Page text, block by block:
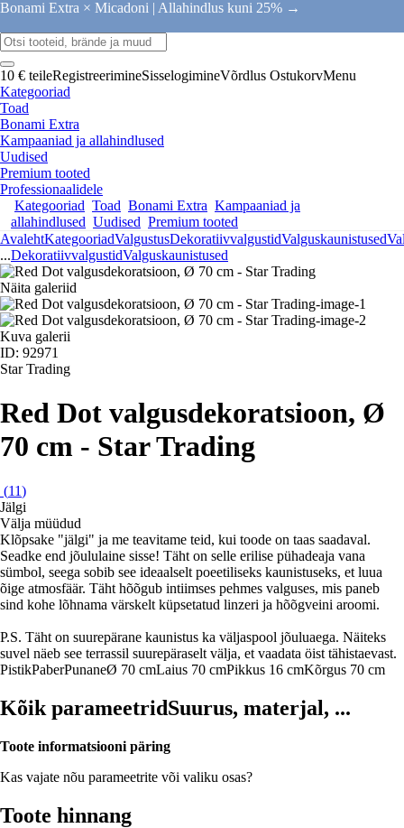
Bonami Extra × Micadoni | Allahindlus kuni 25% →
10 € teileRegistreerimineSisselogimineVõrdlus OstukorvMenu
Kategooriad
Toad
Bonami Extra
Kampaaniad ja allahindlused
Uudised
Premium tooted
Professionaalidele
Kategooriad Toad Bonami Extra Kampaaniad ja
allahindlused Uudised Premium tooted
AvalehtKategooriadValgustusDekoratiivvalgustidValguskaunistused
...DekoratiivvalgustidValguskaunistused
Näita galeriid
Kuva galerii
ID: 92971
Star Trading
Red Dot valgusdekoratsioon, Ø
70 cm - Star Trading
(11)
Jälgi
Välja müüdud
Klõpsake "jälgi" ja me teavitame teid, kui toode on taas saadaval.
Seadke end jõululaine sisse! Täht on selle erilise pühadeaja vana
sümbol, seega sobib see ideaalselt poeetiliseks kaunistuseks, et luua
õige atmosfäär. Täht hõõgub intiimses pehmes valguses, mis paneb
sind kohe lõhnama värskelt küpsetatud linzeri ja hõõgveini aroomi.
P.S. Täht on suurepärane kaunistus ka väljaspool jõuluaega. Näiteks
suvel näeb see terrassil suurepäraselt välja, et vaadata öist tähistaevast.
PistikPaberPunaneØ 70 cmLaius 70 cmPikkus 16 cmKõrgus 70 cm
Kõik parameetridSuurus, materjal, ...
Toote informatsiooni päring
Kas vajate nõu parameetrite või valiku osas?
Toote hinnang